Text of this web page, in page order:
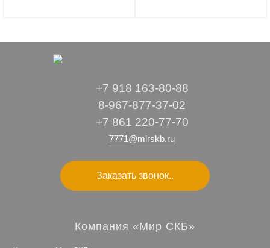
+7 918 163-80-88
8-967-877-37-02
+7 861 220-77-70
7771@mirskb.ru
Заказать звонок..
Компания «Мир СКБ»